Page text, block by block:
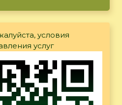
условия
услуг